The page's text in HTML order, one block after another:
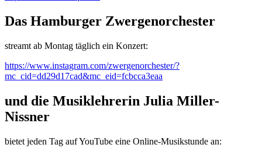
Das Hamburger Zwergenorchester
streamt ab Montag täglich ein Konzert:
https://www.instagram.com/zwergenorchester/?
mc_cid=dd29d17cad&mc_eid=fcbcca3eaa
und die Musiklehrerin Julia Miller-
Nissner
bietet jeden Tag auf YouTube eine Online-Musikstunde an: